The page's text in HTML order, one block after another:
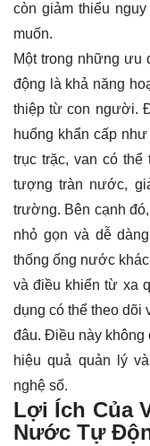
còn giảm thiểu
muốn.
Một trong những ưu
động là khả năng
thiệp từ con người.
huống khẩn cấp
trục trặc, van có
tượng tràn nước,
trường. Bên cạnh
nhỏ gọn và dễ
thống ống nước
và điều khiển từ xa
dụng có thể theo dõi
đâu. Điều này không
hiệu quả quản lý
nghệ số.
Lợi Ích Của
Nước Tự